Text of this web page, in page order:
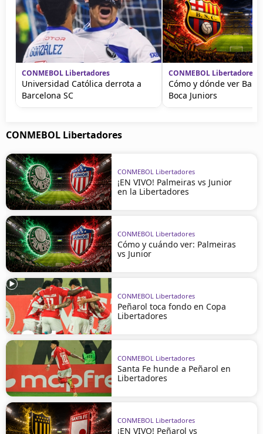
CONMEBOL Libertadores
Universidad Católica derrota a
Barcelona SC
CONMEBOL Libertadores
Cómo y dónde ver
Boca Juniors
CONMEBOL Libertadores
CONMEBOL Libertadores
¡EN VIVO! Palmeiras vs Junior
en la Libertadores
CONMEBOL Libertadores
Cómo y cuándo ver: Palmeiras
vs Junior
CONMEBOL Libertadores
Peñarol toca fondo en Copa
Libertadores
CONMEBOL Libertadores
Santa Fe hunde a Peñarol en
Libertadores
CONMEBOL Libertadores
¡EN VIVO! Peñarol vs